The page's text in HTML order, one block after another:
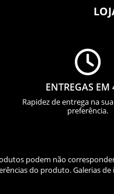

ENTREGAS EM
Rapidez de entrega na
preferência.
podem não
do produto. Galerias